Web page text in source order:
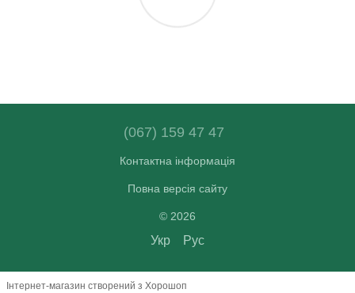
(067) 159 47 47
Контактна інформація
Повна версія сайту
© 2026
Укр Рус
Інтернет-магазин створений з Хорошоп